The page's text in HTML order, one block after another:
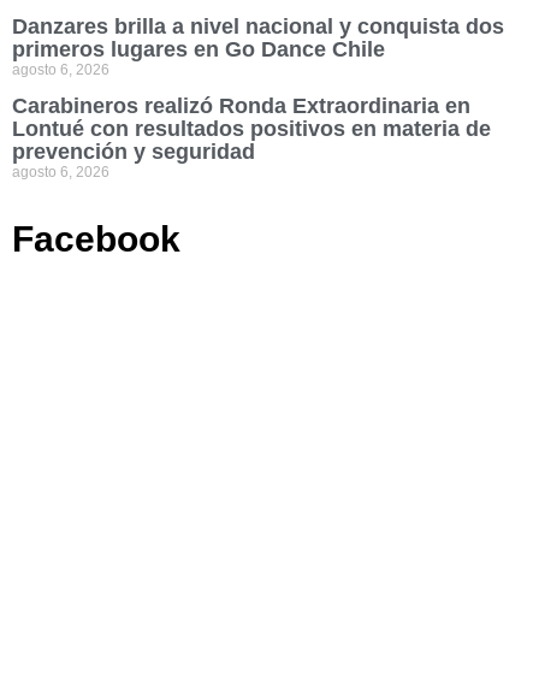
Danzares brilla a nivel nacional y conquista dos
primeros lugares en Go Dance Chile
agosto 6, 2026
Carabineros realizó Ronda Extraordinaria en
Lontué con resultados positivos en materia de
prevención y seguridad
agosto 6, 2026
Facebook